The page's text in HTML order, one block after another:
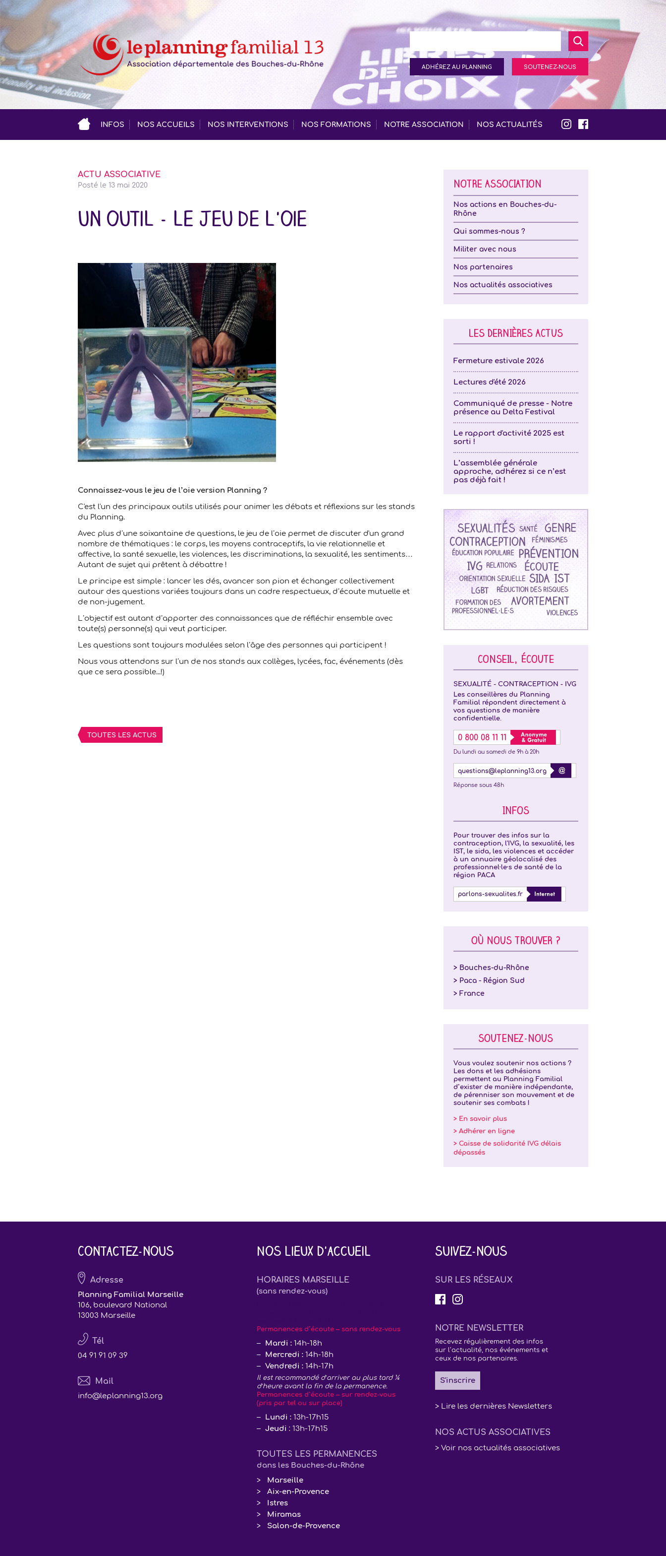
ADHÉREZ AU PLANNING SOUTENEZ-NOUS
INFOS NOS ACCUEILS NOS INTERVENTIONS NOS FORMATIONS NOTRE ASSOCIATION NOS ACTUALITÉS
ACTU ASSOCIATIVE
Posté le 13 mai 2020
un outil - le jeu de l'oie
Connaissez-vous le jeu de l’oie version Planning ?
C'est l'un des principaux outils utilisés pour animer les débats et réflexions sur les stands
du Planning.
Avec plus d’une soixantaine de questions, le jeu de l’oie permet de discuter d'un grand
nombre de thématiques : le corps, les moyens contraceptifs, la vie relationnelle et
affective, la santé sexuelle, les violences, les discriminations, la sexualité, les sentiments…
Autant de sujet qui prêtent à débattre !
Le principe est simple : lancer les dés, avancer son pion et échanger collectivement
autour des questions variées toujours dans un cadre respectueux, d’écoute mutuelle et
de non-jugement.
L’objectif est autant d’apporter des connaissances que de réfléchir ensemble avec
toute(s) personne(s) qui veut participer.
Les questions sont toujours modulées selon l’âge des personnes qui participent !
Nous vous attendons sur l’un de nos stands aux collèges, lycées, fac, événements (dès
que ce sera possible...!)
TOUTES LES ACTUS
NOTRE ASSOCIATION
Nos actions en Bouches-du-
Rhône
Qui sommes-nous ?
Militer avec nous
Nos partenaires
Nos actualités associatives
LES DERNIÈRES ACTUS
Fermeture estivale 2026
Lectures d'été 2026
Communiqué de presse - Notre
présence au Delta Festival
Le rapport d'activité 2025 est
sorti !
L’assemblée générale
approche, adhérez si ce n’est
pas déjà fait !
CONSEIL, ÉCOUTE
SEXUALITÉ - CONTRACEPTION - IVG
Les conseillères du Planning
Familial répondent directement à
vos questions de manière
confidentielle.
0 800 08 11 11
Du lundi au samedi de 9h à 20h
questions@leplanning13.org
Réponse sous 48h
INFOS
Pour trouver des infos sur la
contraception, l'IVG, la sexualité, les
IST, le sida, les violences et accéder
à un annuaire géolocalisé des
professionnel·le·s de santé de la
région PACA
parlons-sexualites.fr
OÙ NOUS TROUVER ?
> Bouches-du-Rhône
> Paca - Région Sud
> France
SOUTENEZ-NOUS
Vous voulez soutenir nos actions ?
Les dons et les adhésions
permettent au Planning Familial
d’exister de manière indépendante,
de pérenniser son mouvement et de
soutenir ses combats !
> En savoir plus
> Adhérer en ligne
> Caisse de solidarité IVG délais
dépassés
Contactez-nous
Adresse
Planning Familial Marseille
106, boulevard National
13003 Marseille
Tél
04 91 91 09 39
Mail
info@leplanning13.org
Nos lieux d'accueil
HORAIRES MARSEILLE
(sans rendez-vous)
Permanences d’écoute – sans rendez-vous
Mardi :14h-18h
Mercredi :14h-18h
Vendredi :14h-17h
Il est recommandé d’arriver au plus tard ¼
d’heure avant la fin de la permanence.
Permanences d’écoute – sur rendez-vous
(pris par tel ou sur place)
Lundi :13h-17h15
Jeudi : 13h-17h15
TOUTES LES PERMANENCES
dans les Bouches-du-Rhône
Marseille
Aix-en-Provence
Istres
Miramas
Salon-de-Provence
Suivez-nous
SUR LES RÉSEAUX
NOTRE NEWSLETTER
Recevez régulièrement des infos
sur l’actualité, nos événements et
ceux de nos partenaires.
S'inscrire
> Lire les dernières Newsletters
NOS ACTUS ASSOCIATIVES
> Voir nos actualités associatives